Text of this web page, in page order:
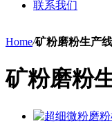
联系我们
Home/矿粉磨粉生产
矿粉磨粉